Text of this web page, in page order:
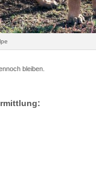
bleiben.